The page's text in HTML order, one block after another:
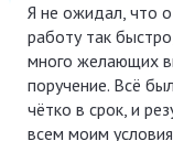
Я не ожидал, что
работу так
много желающих
поручение. Всё
чётко в срок, и
всем моим